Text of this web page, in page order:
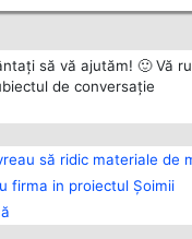
să vă ajutăm! 🙂 Vă
de conversație
să ridic materiale de
firma in proiectul Șoimii
A30
Lista Tuturor
Laureaților
Statut
confidențialitate